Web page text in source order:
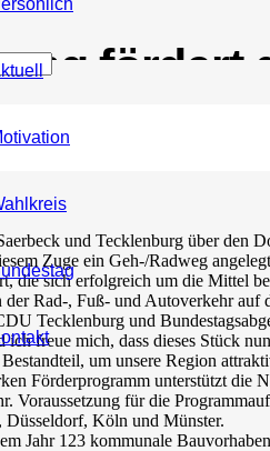
fördert
des
und Tecklenburg über den
Zuge ein Geh-/Radweg
die sich erfolgreich um die Mittel
Rad-, Fuß- und Autoverkehr
Tecklenburg und
freue mich, dass dieses Stück
um unsere Region
Förderprogramm unterstützt die
Voraussetzung für die
Köln und Münster.
Jahr 123 kommunale